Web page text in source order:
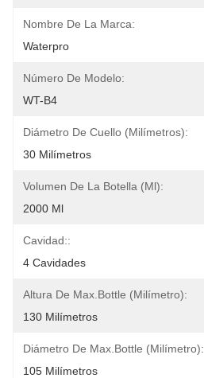
Nombre De La Marca:
Waterpro
Número De Modelo:
WT-B4
Diámetro De Cuello (milímetros):
30 Milímetros
Volumen De La Botella (ml):
2000 Ml
Cavidad::
4 Cavidades
Altura De Max.Bottle (milímetro):
130 Milímetros
Diámetro De Max.Bottle (milímetro):
105 Milímetros